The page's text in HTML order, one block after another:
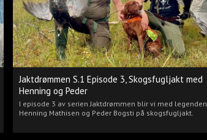
Jaktdrømmen S.1 Episode 3, Skogsfugljakt med
Henning og Peder
I episode 3 av serien Jaktdrømmen blir vi med legenden
Henning Mathisen og Peder Bogsti på skogsfugljakt.